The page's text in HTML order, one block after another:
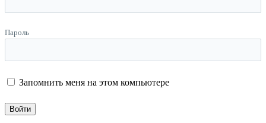
Пароль
Запомнить меня на этом компьютере